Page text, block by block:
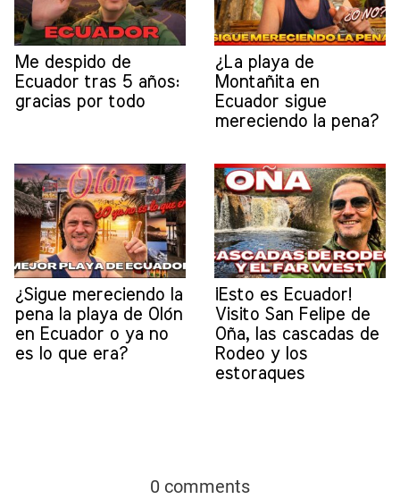
Me despido de
Ecuador tras 5 años:
gracias por todo
¿La playa de
Montañita en
Ecuador sigue
mereciendo la pena?
¿Sigue mereciendo la
pena la playa de Olón
en Ecuador o ya no
es lo que era?
¡Esto es Ecuador!
Visito San Felipe de
Oña, las cascadas de
Rodeo y los
estoraques
0 comments